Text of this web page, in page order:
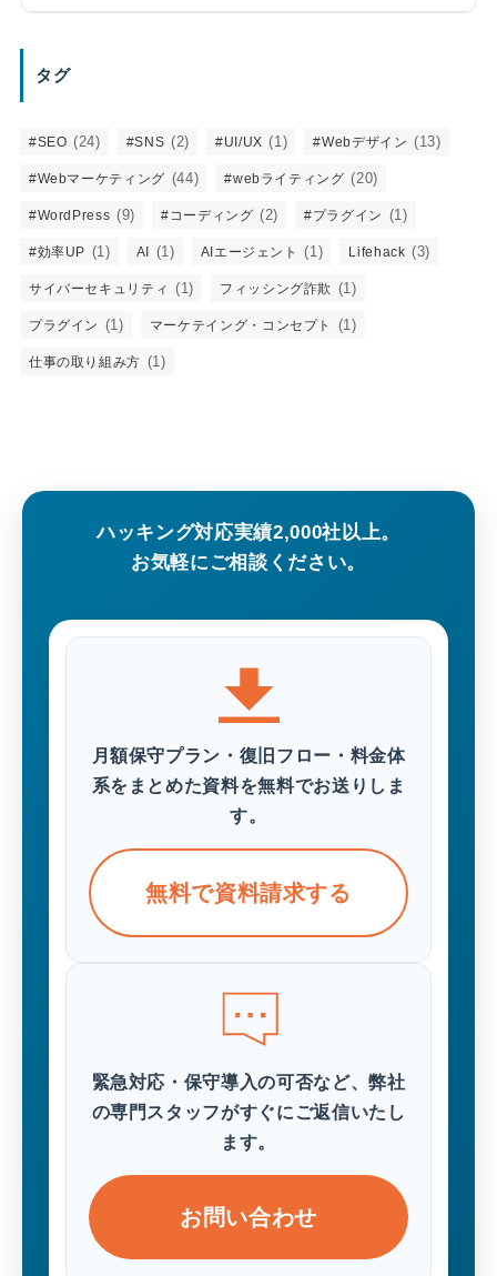
タグ
#SEO (24) #SNS (2) #UI/UX (1) #Webデザイン (13)
#Webマーケティング (44) #webライティング (20)
#WordPress (9) #コーディング (2) #プラグイン (1)
#効率UP (1) AI (1) AIエージェント (1) Lifehack (3)
サイバーセキュリティ (1) フィッシング詐欺 (1)
プラグイン (1) マーケテイング・コンセプト (1)
仕事の取り組み方 (1)
ハッキング対応実績2,000社以上。
お気軽にご相談ください。
月額保守プラン・復旧フロー・料金体
系をまとめた資料を無料でお送りしま
す。
無料で資料請求する
緊急対応・保守導入の可否など、弊社
の専門スタッフがすぐにご返信いたし
ます。
お問い合わせ